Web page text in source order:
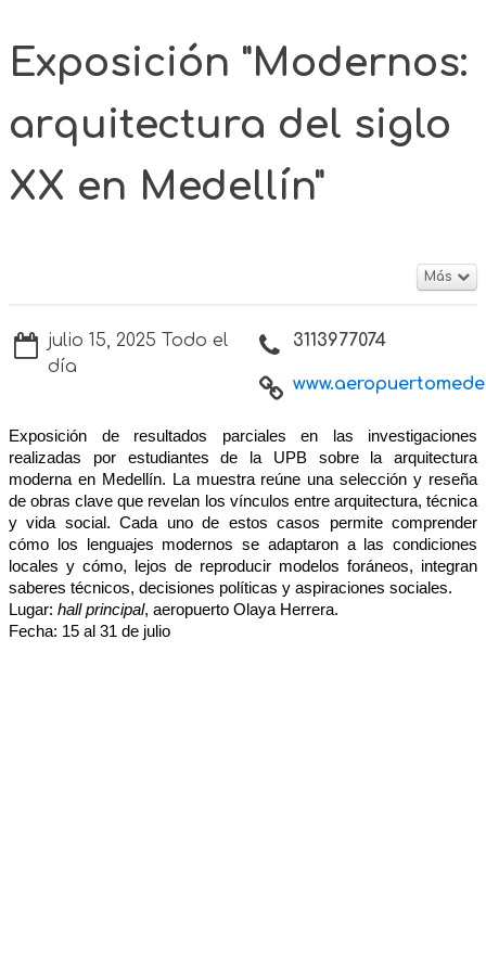
Exposición "Modernos:
arquitectura del siglo
XX en Medellín"
Más
julio 15, 2025 Todo el
día
3113977074
Exposición de resultados parciales en las investigaciones
realizadas por estudiantes de la UPB sobre la arquitectura
moderna en Medellín. La muestra reúne una selección y reseña
de obras clave que revelan los vínculos entre arquitectura, técnica
y vida social. Cada uno de estos casos permite comprender
cómo los lenguajes modernos se adaptaron a las condiciones
locales y cómo, lejos de reproducir modelos foráneos, integran
saberes técnicos, decisiones políticas y aspiraciones sociales.
Lugar: hall principal, aeropuerto Olaya Herrera.
Fecha: 15 al 31 de julio